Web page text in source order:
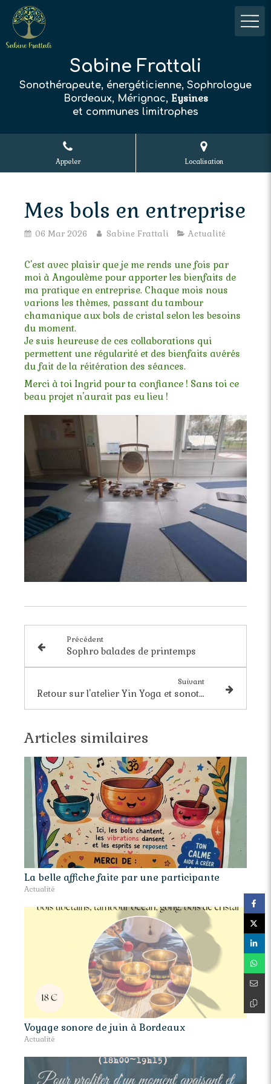
Sabine Frattali
Sonothérapeute, énergéticienne, Sophrologue
Bordeaux, Mérignac, Eysines
et communes limitrophes
Appeler Localisation
Mes bols en entreprise
06 Mar 2026 Sabine Frattali Actualité
C'est avec plaisir que je me rends une fois par
moi à Angoulème pour apporter les bienfaits de
ma pratique en entreprise. Chaque mois nous
varions les thèmes, passant du tambour
chamanique aux bols de cristal selon les besoins
du moment.
Je suis heureuse de ces collaborations qui
permettent une régularité et des bienfaits avérés
du fait de la réitération des séances.
Merci à toi Ingrid pour ta confiance ! Sans toi ce
beau projet n'aurait pas eu lieu !
Précédent
Sophro balades de printemps
Suivant
Retour sur l'atelier Yin Yoga et sonothérapie de février
Articles similaires
La belle affiche faite par une participante
Actualité
Voyage sonore de juin à Bordeaux
Actualité